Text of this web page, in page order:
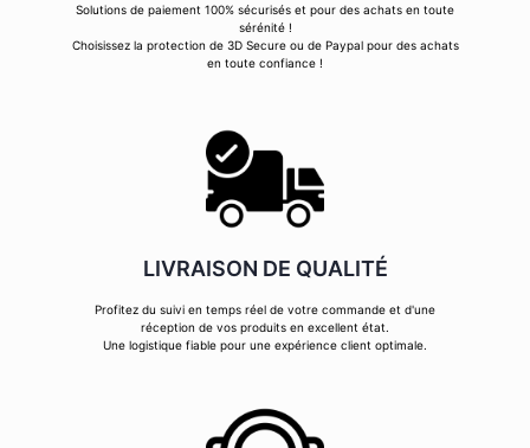
Solutions de paiement 100% sécurisés et pour des achats en toute
sérénité !
Choisissez la protection de 3D Secure ou de Paypal pour des achats
en toute confiance !
LIVRAISON DE QUALITÉ
Profitez du suivi en temps réel de votre commande et d'une
réception de vos produits en excellent état.
Une logistique fiable pour une expérience client optimale.